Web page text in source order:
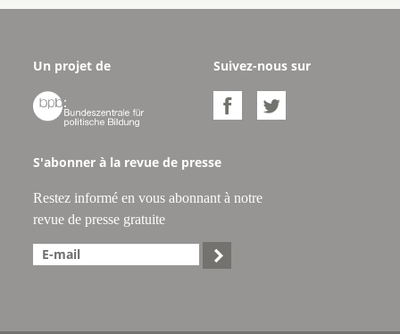
Un projet de

Suivez-nous sur
 
S'abonner à la revue de presse
Restez informé en vous abonnant à notre
revue de presse gratuite
